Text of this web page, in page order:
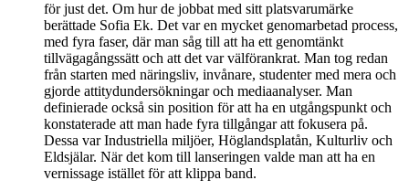
för just det. Om hur de jobbat med sitt platsvarumärke
berättade Sofia Ek. Det var en mycket genomarbetad process,
med fyra faser, där man såg till att ha ett genomtänkt
tillvägagångssätt och att det var välförankrat. Man tog redan
från starten med näringsliv, invånare, studenter med mera och
gjorde attitydundersökningar och mediaanalyser. Man
definierade också sin position för att ha en utgångspunkt och
konstaterade att man hade fyra tillgångar att fokusera på.
Dessa var Industriella miljöer, Höglandsplatån, Kulturliv och
Eldsjälar. När det kom till lanseringen valde man att ha en
vernissage istället för att klippa band.